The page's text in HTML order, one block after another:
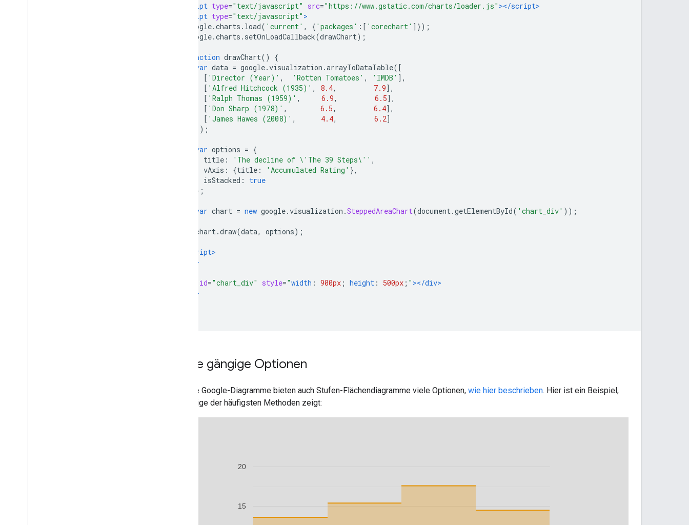
<script type="text/javascript" src="https://www.gstatic.com/charts/loader.js" ></script>
<script type="text/javascript" >
google.charts . load( 'current' , { 'packages' :[ 'corechart' ]});
google.charts . setOnLoadCallback(drawChart);
function drawChart()
{
var data = google.visualization .arrayToDataTable([
[ 'Director (Year)' , 'Rotten Tomatoes' , 'IMDB' ],
[ 'Alfred Hitchcock (1935)' , 8.4, 7.9],
[ 'Ralph Thomas (1959)' , 6.9, 6.5],
[ 'Don Sharp (1978)' , 6.5, 6.4],
[ 'James Hawes (2008)' , 4.4, 6.2]
]);
var options = {
title : 'The decline of \'The 39 Steps\'' ,
vAxis : {title : 'Accumulated Rating' },
isStacked :
true
};
var chart = new google.visualization .SteppedAreaChart(document.getElementById( 'chart_div' ));
chart.draw(data, options);
</script>
</head>
id="chart_div" style="width : 900px ; height : 500px ; " ></div>
</body>
Einige gängige Optionen
Wie alle Google-Diagramme bieten auch Stufen-Flächendiagramme viele Optionen, wie hier beschrieben. Hier ist ein Beispiel,
das einige der häufigsten Methoden zeigt: